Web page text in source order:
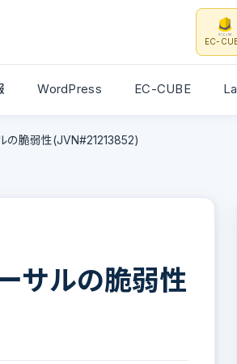
EC-
WordPress EC-CUBE
の脆弱性(JVN#21213852)
サルの脆弱性